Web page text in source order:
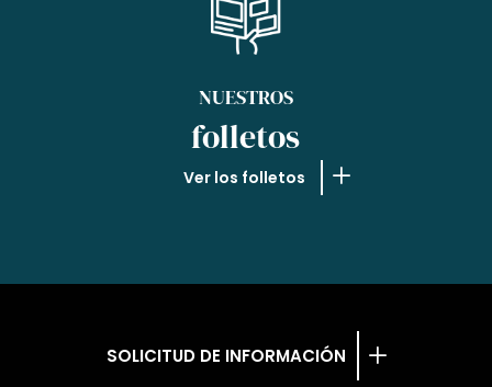
NUESTROS
folletos
Ver los folletos
SOLICITUD DE INFORMACIÓN